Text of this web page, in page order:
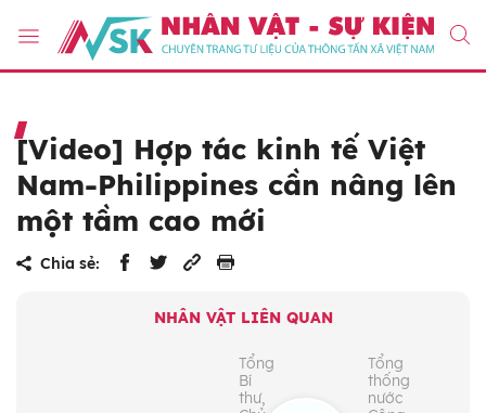
[Video] Hợp tác kinh tế Việt
Nam-Philippines cần nâng lên
một tầm cao mới
Chia sẻ:
NHÂN VẬT LIÊN QUAN
Tổng
Bí
thư,
Tổng
thống
nước